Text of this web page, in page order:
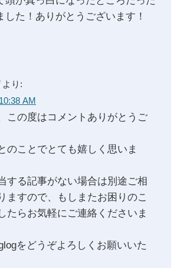
した！ありがとうございます！
より:
AM
この度はコメントありがとうご
のことでとても嬉しく思いま
する記事がない場合は別途ご相
ますので、もしまたお困りのこ
たらお気軽にご連絡くださいま
をどうぞよろしくお願いいた